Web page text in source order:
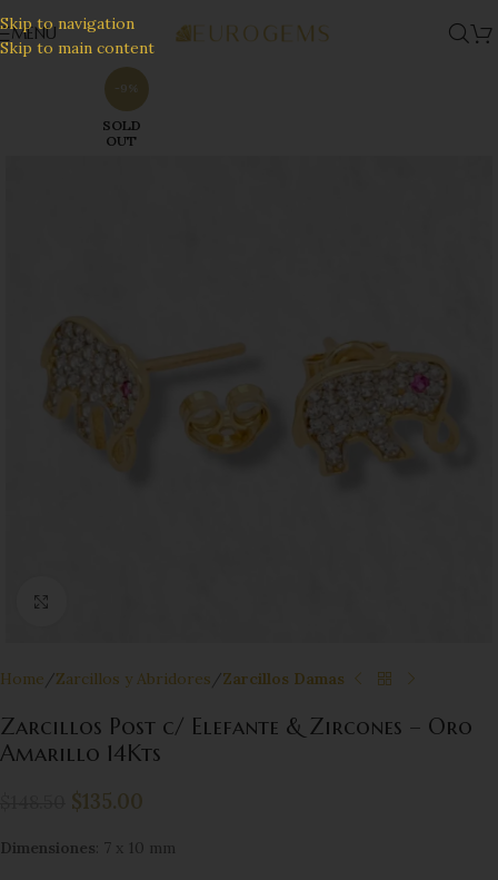
Skip to navigation
Skip to main content
MENU
-9%
SOLD
OUT
Home Zarcillos y Abridores Zarcillos Damas
Zarcillos Post c/ Elefante & Zircones – Oro
Amarillo 14Kts
$135.00
Dimensiones: 7 x 10 mm